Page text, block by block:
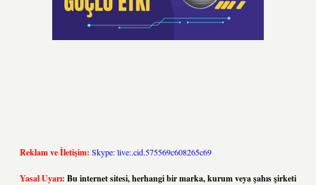
Reklam ve İletişim: Skype: live:.cid.575569c608265c69
Yasal Uyarı: Bu internet sitesi, herhangi bir marka, kurum veya şahıs şirketi